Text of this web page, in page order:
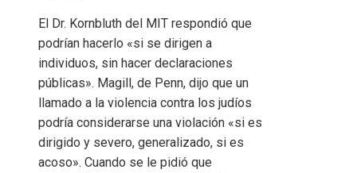
El Dr. Kornbluth del MIT respondió que
podrían hacerlo «si se dirigen a
individuos, sin hacer declaraciones
públicas». Magill, de Penn, dijo que un
llamado a la violencia contra los judíos
podría considerarse una violación «si es
dirigido y severo, generalizado, si es
acoso». Cuando se le pidió que